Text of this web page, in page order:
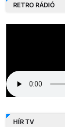
RETRO RÁDIÓ
HÍR TV